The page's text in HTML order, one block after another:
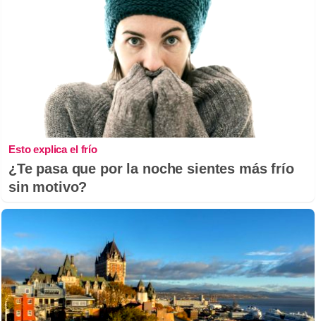
Esto explica el frío
¿Te pasa que por la noche sientes más frío
sin motivo?